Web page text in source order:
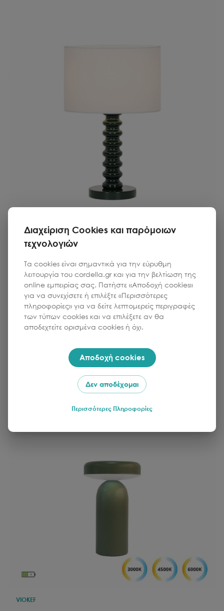
Φωτιστικό Επιτραπέζιο Viridi D:300 H:455 Πράσινο/Λευκό
Κωδικός:299-145-19129
Τιμή
55.00€ 1
VIOKEF
Διαχείριση Cookies και παρόμοιων
τεχνολογιών
Τα cookies είναι σημαντικά για την εύρυθμη
λειτουργία του cordella.gr και για την βελτίωση της
online εμπειρίας σας. Πατήστε «Αποδοχή cookies»
για να συνεχίσετε ή επιλέξτε «Περισσότερες
πληροφορίες» για να δείτε λεπτομερείς περιγραφές
των τύπων cookies και να επιλέξετε αν θα
αποδεχτείτε ορισμένα cookies ή όχι.
Αποδοχή cookies
Δεν αποδέχομαι
Περισσότερες Πληροφορίες